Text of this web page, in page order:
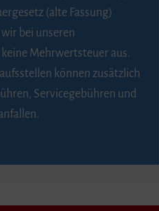
(alte Fassung)
bei unseren
Mehrwertsteuer aus.
können zusätzlich
Servicegebühren und